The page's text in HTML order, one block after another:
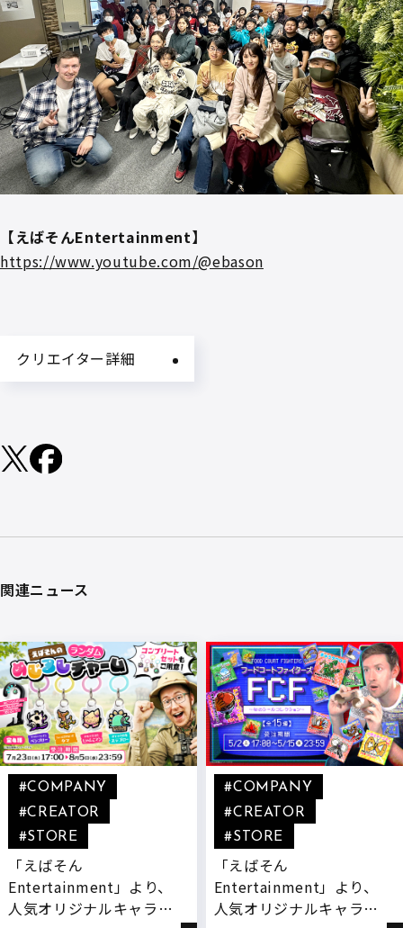
【えばそんEntertainment】
https://www.youtube.com/@ebason
クリエイター詳細
関連ニュース
「えばそん
Entertainment」より、
人気オリジナルキャラク
#COMPANY
#CREATOR
#STORE
「えばそん
Entertainment」より、
人気オリジナルキャラク
#COMPANY
#CREATOR
#STORE